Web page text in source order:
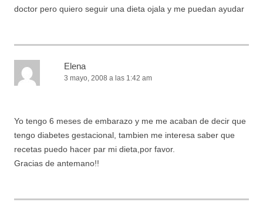
doctor pero quiero seguir una dieta ojala y me puedan ayudar
Elena
3 mayo, 2008 a las 1:42 am
Yo tengo 6 meses de embarazo y me me acaban de decir que
tengo diabetes gestacional, tambien me interesa saber que
recetas puedo hacer par mi dieta,por favor.
Gracias de antemano!!